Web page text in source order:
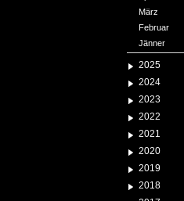
März
Februar
Jänner
2025
2024
2023
2022
2021
2020
2019
2018